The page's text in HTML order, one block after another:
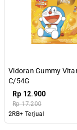
Vidoran Gummy
C/54G
Rp 12.900
Rp 17.200
2RB+ Terjual